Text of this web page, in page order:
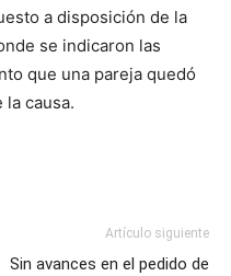
a disposición de la
se indicaron las
que una pareja quedó
la causa.
Artículo siguiente
Sin avances en el pedido de